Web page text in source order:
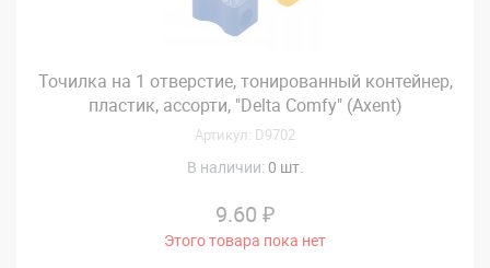
Точилка на 1 отверстие, тонированный контейнер,
пластик, ассорти, "Delta Comfy" (Axent)
Артикул: D9702
В наличии: 0 шт.
9.60 ₽
Этого товара пока нет